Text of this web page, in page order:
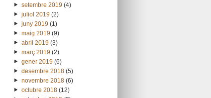
setembre 2019 (4)
juliol 2019 (2)
juny 2019 (1)
maig 2019 (9)
abril 2019 (3)
març 2019 (2)
gener 2019 (6)
desembre 2018(5)
novembre 2018(6)
octubre 2018(12)